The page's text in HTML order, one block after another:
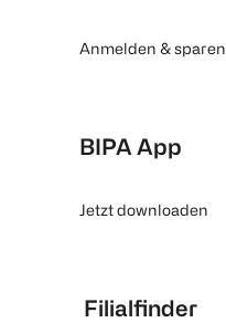
Anmelden & sparen
BIPA App
Jetzt downloaden
Filialfinder